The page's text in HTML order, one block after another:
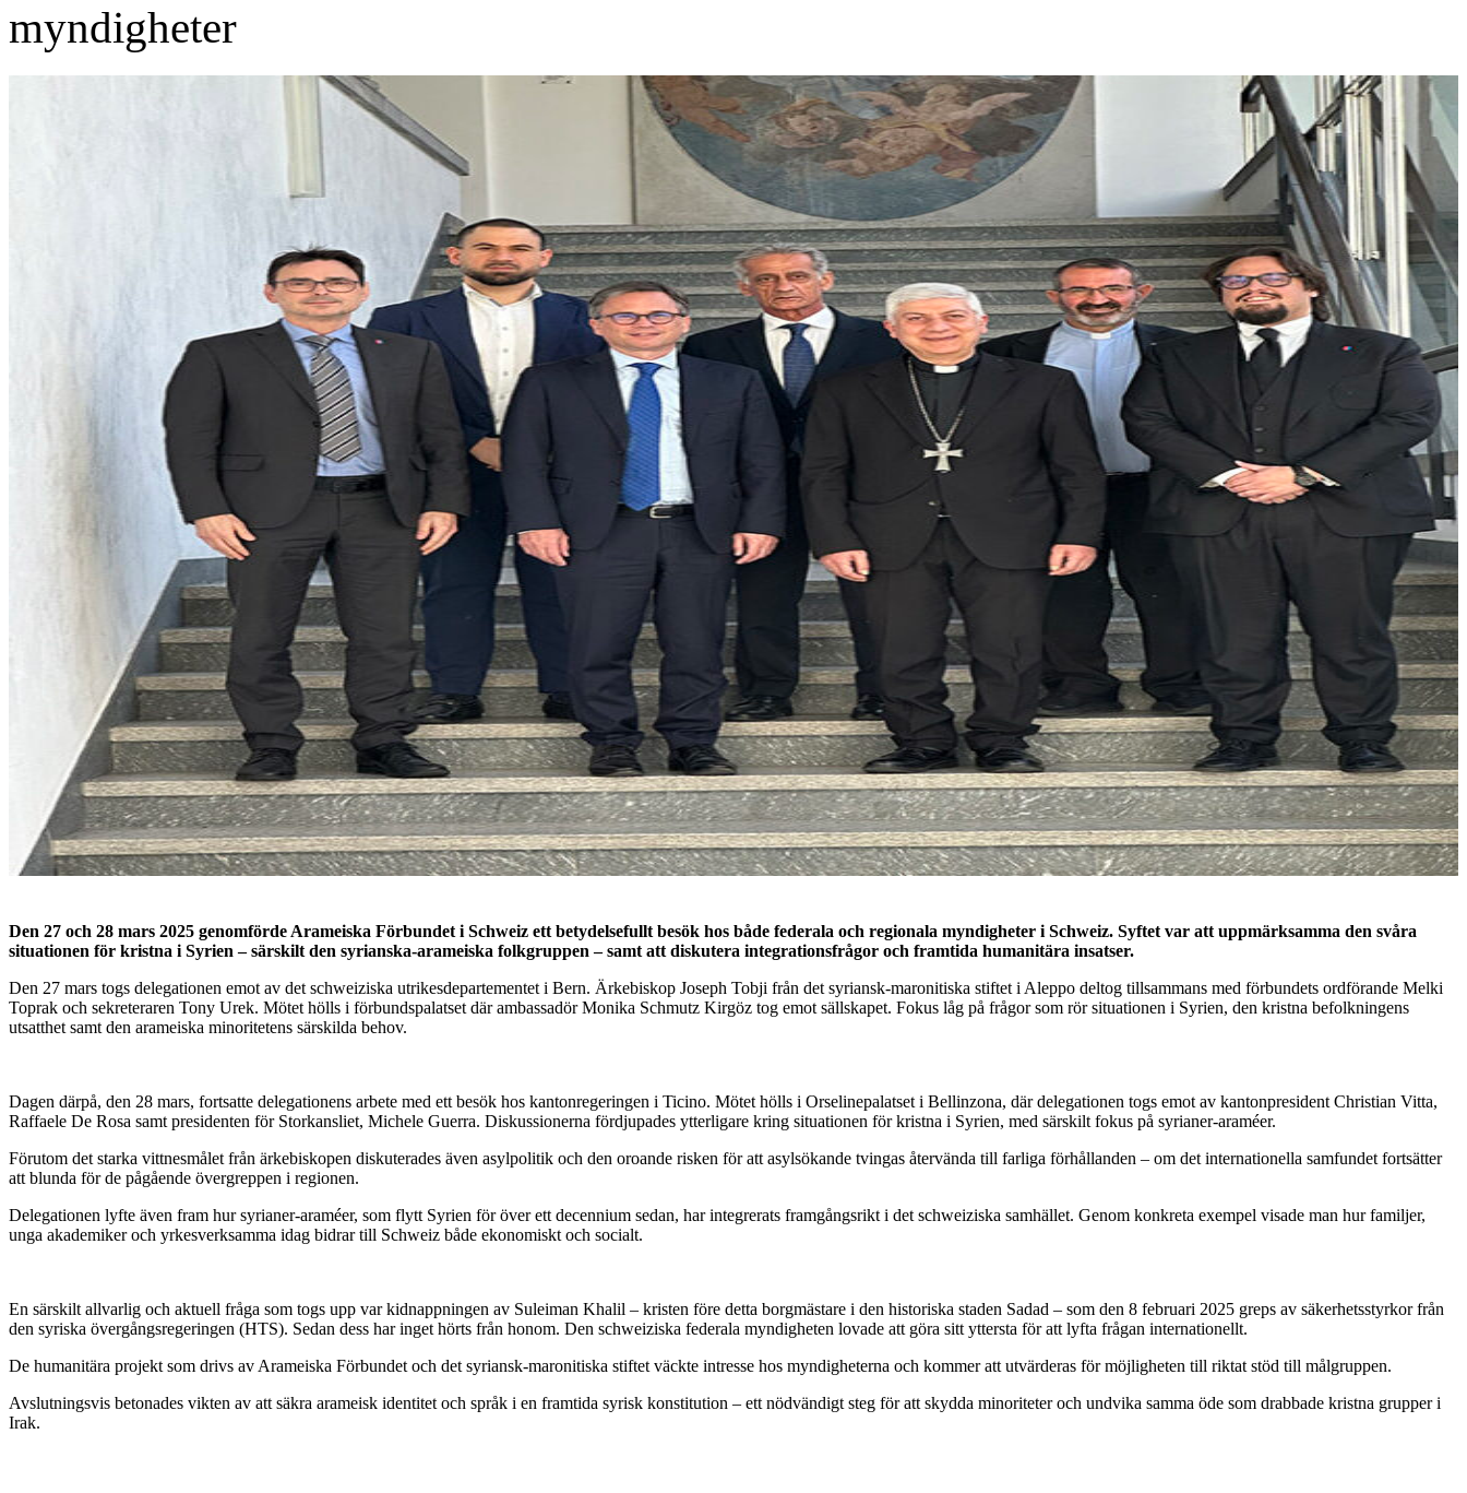
myndigheter
Den 27 och 28 mars 2025 genomförde Arameiska Förbundet i Schweiz ett betydelsefullt besök hos både federala och regionala myndigheter i Schweiz. Syftet var att uppmärksamma den svåra
situationen för kristna i Syrien – särskilt den syrianska-arameiska folkgruppen – samt att diskutera integrationsfrågor och framtida humanitära insatser.
Den 27 mars togs delegationen emot av det schweiziska utrikesdepartementet i Bern. Ärkebiskop Joseph Tobji från det syriansk-maronitiska stiftet i Aleppo deltog tillsammans med förbundets ordförande Melki
Toprak och sekreteraren Tony Urek. Mötet hölls i förbundspalatset där ambassadör Monika Schmutz Kirgöz tog emot sällskapet. Fokus låg på frågor som rör situationen i Syrien, den kristna befolkningens
utsatthet samt den arameiska minoritetens särskilda behov.
Dagen därpå, den 28 mars, fortsatte delegationens arbete med ett besök hos kantonregeringen i Ticino. Mötet hölls i Orselinepalatset i Bellinzona, där delegationen togs emot av kantonpresident Christian Vitta,
Raffaele De Rosa samt presidenten för Storkansliet, Michele Guerra. Diskussionerna fördjupades ytterligare kring situationen för kristna i Syrien, med särskilt fokus på syrianer-araméer.
Förutom det starka vittnesmålet från ärkebiskopen diskuterades även asylpolitik och den oroande risken för att asylsökande tvingas återvända till farliga förhållanden – om det internationella samfundet fortsätter
att blunda för de pågående övergreppen i regionen.
Delegationen lyfte även fram hur syrianer-araméer, som flytt Syrien för över ett decennium sedan, har integrerats framgångsrikt i det schweiziska samhället. Genom konkreta exempel visade man hur familjer,
unga akademiker och yrkesverksamma idag bidrar till Schweiz både ekonomiskt och socialt.
En särskilt allvarlig och aktuell fråga som togs upp var kidnappningen av Suleiman Khalil – kristen före detta borgmästare i den historiska staden Sadad – som den 8 februari 2025 greps av säkerhetsstyrkor från
den syriska övergångsregeringen (HTS). Sedan dess har inget hörts från honom. Den schweiziska federala myndigheten lovade att göra sitt yttersta för att lyfta frågan internationellt.
De humanitära projekt som drivs av Arameiska Förbundet och det syriansk-maronitiska stiftet väckte intresse hos myndigheterna och kommer att utvärderas för möjligheten till riktat stöd till målgruppen.
Avslutningsvis betonades vikten av att säkra arameisk identitet och språk i en framtida syrisk konstitution – ett nödvändigt steg för att skydda minoriteter och undvika samma öde som drabbade kristna grupper i
Irak.